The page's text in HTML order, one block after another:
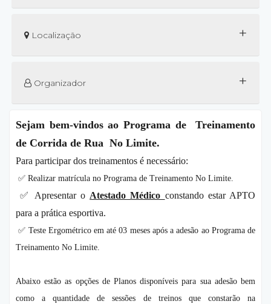
Localização +
Organizador +
Sejam bem-vindos ao Programa de Treinamento
de Corrida de Rua No Limite.
Para participar dos treinamentos é necessário:
✅ Realizar matrícula no Programa de Treinamento No Limite.
✅ Apresentar o Atestado Médico constando estar APTO
para a prática esportiva.
✅ Teste Ergométrico em até 03 meses após a adesão ao Programa de
Treinamento No Limite.
Abaixo estão as opções de Planos disponíveis para sua adesão bem
como a quantidade de sessões de treinos que constarão na